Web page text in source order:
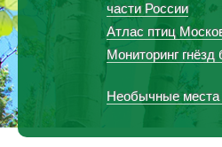
части России
Атлас птиц
Мониторинг гнёзд
Необычные места